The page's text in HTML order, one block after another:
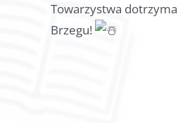
Towarzystwa
Brzegu!